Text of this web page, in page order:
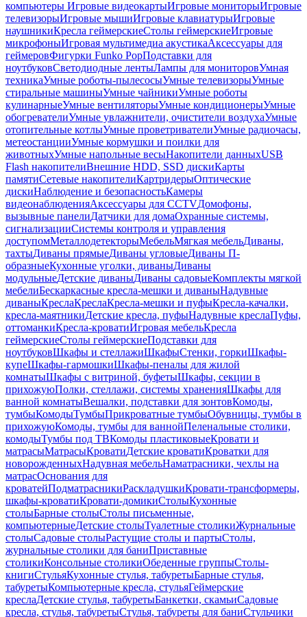
компьютеры Игровые видеокартыИгровые мониторыИгровые
телевизорыИгровые мышиИгровые клавиатурыИгровые
наушникиКресла геймерскиеСтолы геймерскиеИгровые
микрофоныИгровая мультимедиа акустикаАксессуары для
геймеровФигурки Funko PopПодставки для
ноутбуковСветодиодные лентыЛампы для мониторовУмная
техникаУмные роботы-пылесосыУмные телевизорыУмные
стиральные машиныУмные чайникиУмные роботы
кулинарныеУмные вентиляторыУмные кондиционерыУмные
обогревателиУмные увлажнители, очистители воздухаУмные
отопительные котлыУмные проветривателиУмные радиочасы,
метеостанцииУмные кормушки и поилки для
животныхУмные напольные весыНакопители данныхUSB
Flash накопителиВнешние HDD, SSD дискиКарты
памятиСетевые накопителиКартридерыОптические
дискиНаблюдение и безопасностьКамеры
видеонаблюденияАксессуары для CCTVДомофоны,
вызывные панелиДатчики для домаОхранные системы,
сигнализацииСистемы контроля и управления
доступомМеталлодетекторыМебельМягкая мебельДиваны,
тахтыДиваны прямыеДиваны угловыеДиваны П-
образныеКухонные уголки, диваныДиваны
модульныеДетские диваныДиваны садовыеКомплекты мягкой
мебелиБескаркасные кресла-мешки и диваныНадувные
диваныКреслаКреслаКресла-мешки и пуфыКресла-качалки,
кресла-маятникиДетские кресла, пуфыНадувные креслаПуфы,
оттоманкиКресла-кроватиИгровая мебельКресла
геймерскиеСтолы геймерскиеПодставки для
ноутбуковШкафы и стеллажиШкафыСтенки, горкиШкафы-
купеШкафы-гармошкиШкафы-пеналы для жилой
комнатыШкафы с витриной, буфетыШкафы, секции в
прихожуюПолки, стеллажи, системы храненияШкафы для
ванной комнатыВешалки, подставки для зонтовКомоды,
тумбыКомодыТумбыПрикроватные тумбыОбувницы, тумбы в
прихожуюКомоды, тумбы для ваннойПеленальные столики,
комодыТумбы под ТВКомоды пластиковыеКровати и
матрасыМатрасыКроватиДетские кроватиКроватки для
новорожденныхНадувная мебельНаматрасники, чехлы на
матрасОснования для
кроватейПодматрасникиРаскладушкиКровати-трансформеры,
шкафы-кроватиКровати-домикиСтолыКухонные
столыБарные столыСтолы письменные,
компьютерныеДетские столыТуалетные столикиЖурнальные
столыСадовые столыРастущие столы и партыСтолы,
журнальные столики для баниПриставные
столикиКонсольные столикиОбеденные группыСтолы-
книгиСтульяКухонные стулья, табуретыБарные стулья,
табуретыКомпьютерные кресла, стульяГеймерские
креслаДетские стулья, табуретыБанкетки, скамьиСадовые
кресла, стулья, табуретыСтулья, табуреты для баниСтульчики